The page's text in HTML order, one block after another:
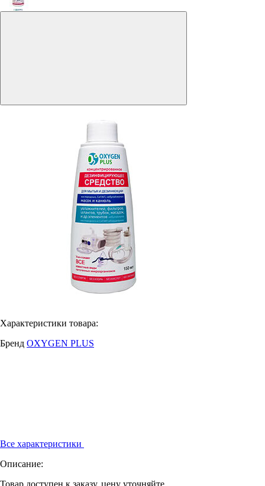
Характеристики товара:
Бренд OXYGEN PLUS
Все характеристики
Описание:
Товар доступен к заказу, цену уточняйте